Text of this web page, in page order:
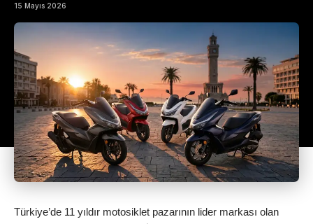
15 Mayıs 2026
Türkiye’de 11 yıldır motosiklet pazarının lider markası olan